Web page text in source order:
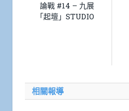
論戰 #14 – 九展
「起壇」STUDIO
相關報導